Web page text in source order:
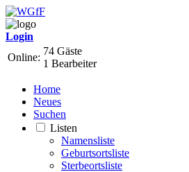
Login
Online:
74 Gäste
1 Bearbeiter
Home
Neues
Suchen
Listen
Namensliste
Geburtsortsliste
Sterbeortsliste